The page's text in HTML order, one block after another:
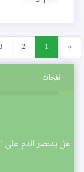
«
1
2
نفحات
هل ينتصر الدم على